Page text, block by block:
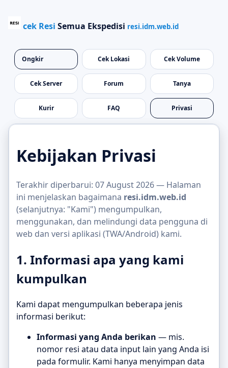
cek Resi Semua Ekspedisi resi.idm.web.id
Ongkir Cek Lokasi Cek Volume
Cek Server Forum Tanya
Kurir FAQ Privasi
Kebijakan Privasi
Terakhir diperbarui: 07 August 2026 — Halaman
ini menjelaskan bagaimana resi.idm.web.id
(selanjutnya: "Kami") mengumpulkan,
menggunakan, dan melindungi data pengguna di
web dan versi aplikasi (TWA/Android) kami.
1. Informasi apa yang kami
kumpulkan
Kami dapat mengumpulkan beberapa jenis
informasi berikut:
Informasi yang Anda berikan — mis.
nomor resi atau data input lain yang Anda isi
pada formulir. Kami hanya menyimpan data